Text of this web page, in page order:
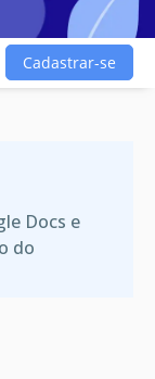
Cadastrar-se
Docs e
do